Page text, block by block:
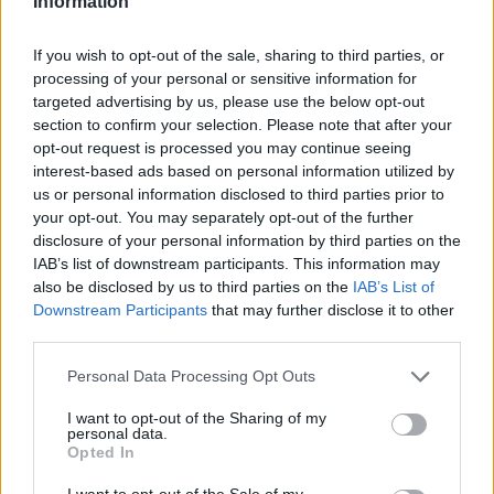
If you wish to opt-out of the sale, sharing to third parties, or
processing of your personal or sensitive information for
targeted advertising by us, please use the below opt-out
section to confirm your selection. Please note that after your
opt-out request is processed you may continue seeing
interest-based ads based on personal information utilized by
us or personal information disclosed to third parties prior to
your opt-out. You may separately opt-out of the further
disclosure of your personal information by third parties on the
IAB’s list of downstream participants. This information may
also be disclosed by us to third parties on the IAB’s List of
Downstream Participants that may further disclose it to other
Please note that this website/app uses one or more Google
not limited to your visit or usage behaviour. You may click to
grant or deny consent to Google and its third-party tags to
use your data for below specified purposes in below Google
consent section.
Personal Data Processing Opt Outs
I want to opt-out of the Sharing of my
personal data.
Opted In
előfeltételnek a Hamász lefegyverzését Gáza
újjáépítésének megkezdéséhez.
Ez jelentős változást jelentene,
hiszen Trump eredeti
húszpontos béketervében a
terrorcsoport lefegyverzése az
egyik alapvető feltételként
szerepelt.
A beszámoló szerint Washington ennek
ellenére kész továbblépni a megállapodás